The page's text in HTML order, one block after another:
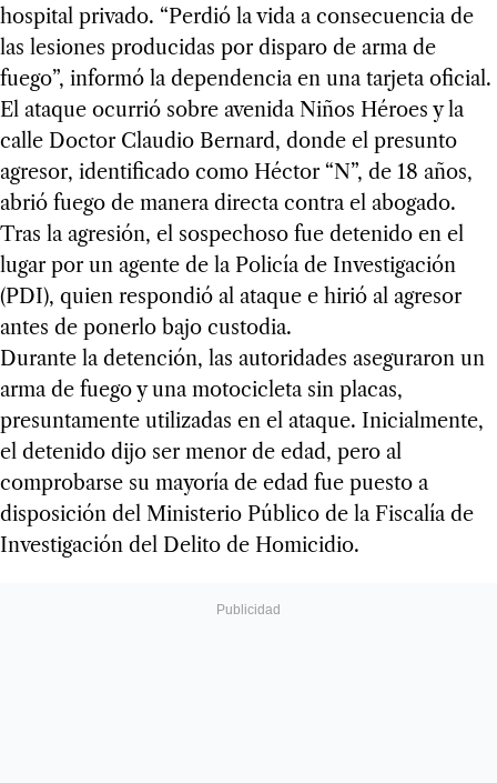
hospital privado. “Perdió la vida a consecuencia de
las lesiones producidas por disparo de arma de
fuego”, informó la dependencia en una tarjeta oficial.
El ataque ocurrió sobre avenida Niños Héroes y la
calle Doctor Claudio Bernard, donde el presunto
agresor, identificado como Héctor “N”, de 18 años,
abrió fuego de manera directa contra el abogado.
Tras la agresión, el sospechoso fue detenido en el
lugar por un agente de la Policía de Investigación
(PDI), quien respondió al ataque e hirió al agresor
antes de ponerlo bajo custodia.
Durante la detención, las autoridades aseguraron un
arma de fuego y una motocicleta sin placas,
presuntamente utilizadas en el ataque. Inicialmente,
el detenido dijo ser menor de edad, pero al
comprobarse su mayoría de edad fue puesto a
disposición del Ministerio Público de la Fiscalía de
Investigación del Delito de Homicidio.